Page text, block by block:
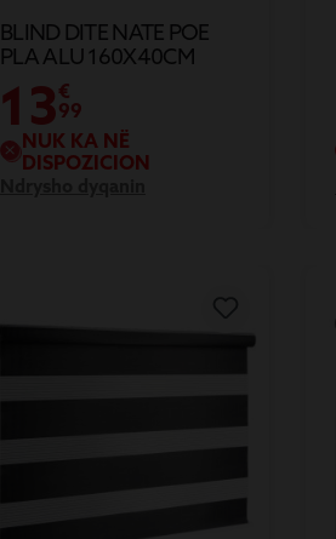
BLIND DITE NATE POE
PLA ALU 160X40CM
13€
99
NUK KA NË
DISPOZICION